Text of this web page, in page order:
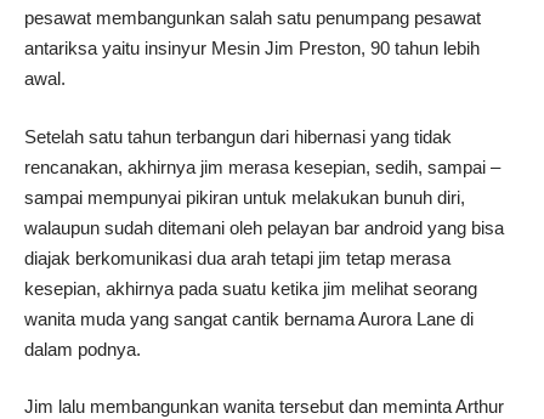
pesawat membangunkan salah satu penumpang pesawat
antariksa yaitu insinyur Mesin Jim Preston, 90 tahun lebih
awal.
Setelah satu tahun terbangun dari hibernasi yang tidak
rencanakan, akhirnya jim merasa kesepian, sedih, sampai –
sampai mempunyai pikiran untuk melakukan bunuh diri,
walaupun sudah ditemani oleh pelayan bar android yang bisa
diajak berkomunikasi dua arah tetapi jim tetap merasa
kesepian, akhirnya pada suatu ketika jim melihat seorang
wanita muda yang sangat cantik bernama Aurora Lane di
dalam podnya.
Jim lalu membangunkan wanita tersebut dan meminta Arthur